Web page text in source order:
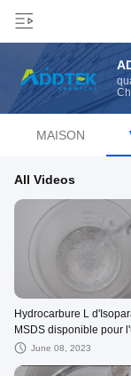
MAISON
All Videos
Hydrocarbure L
MSDS disponible pour
nettoyage
June 08, 2023